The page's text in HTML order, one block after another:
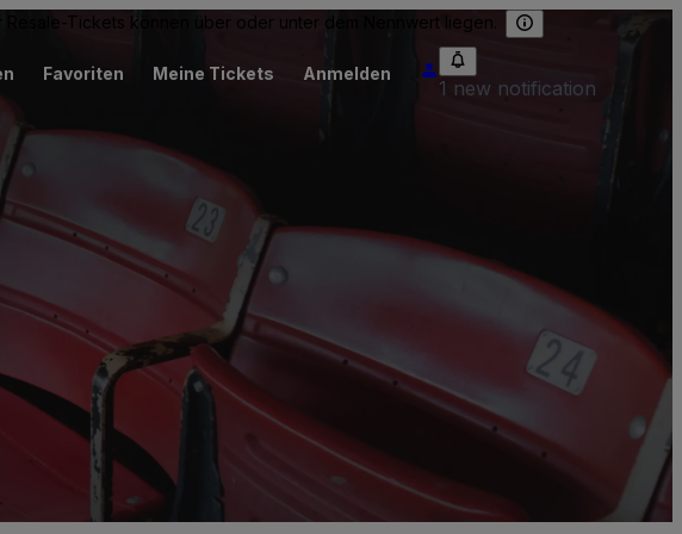
Tickets können über oder unter dem Nennwert liegen.
Favoriten Meine Tickets Anmelden
1 new notification